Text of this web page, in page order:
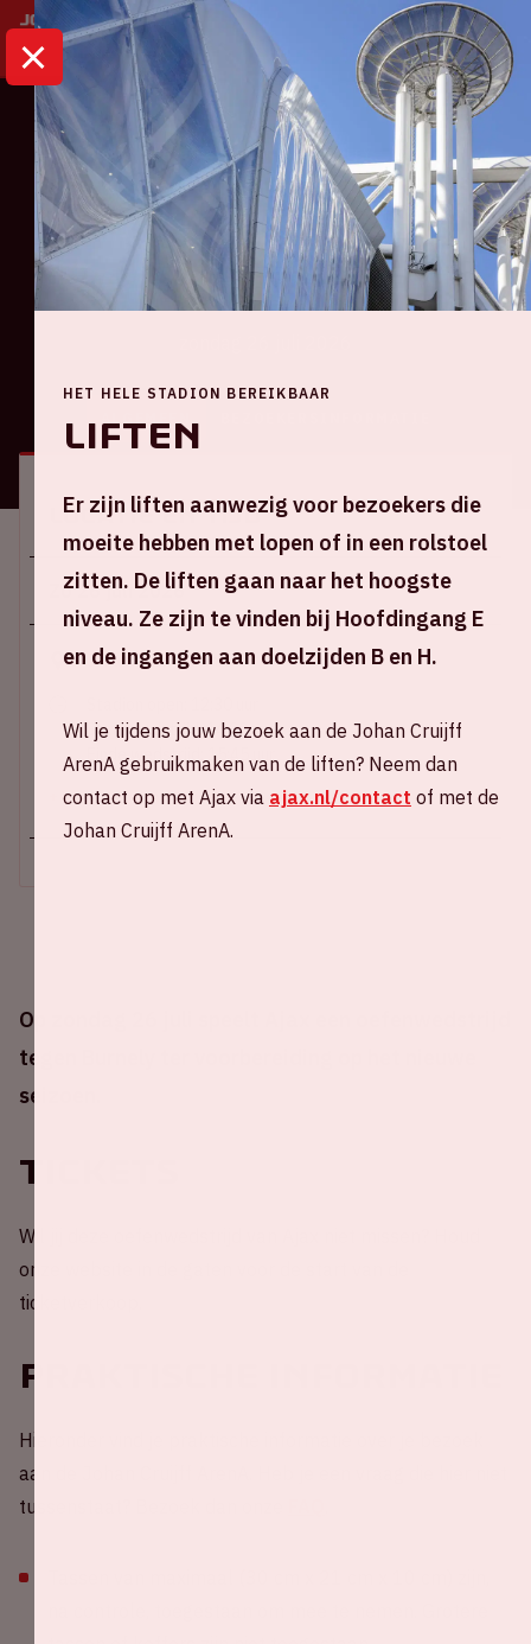
KALENDER AJAX – BURNLEY
Ajax
Ajax – Burnley
Op zondag 26 juli speelt Ajax een oefenwedstrijd
tegen Burnely ter voorbereiding op het nieuwe
seizoen.
Tickets
Wil jij deze oefenwedstrijd van Ajax niet missen? Houd
onze website in de gaten voor de start van de
ticketverkoop.
Praktische informatie
Hieronder vind je praktische informatie over je bezoek
aan de Johan Cruijff ArenA. Heb je een vraag die hier niet
tussenstaat? Bezoek dan onze
Locatie en tijd
Zo 26 juli 2026
Johan Cruijff ArenA
Start wedstrijd: 14:00 uur
Einde wedstrijd: 15:45 uur
+ Voeg toe aan agenda
HET HELE STADION BEREIKBAAR
Liften
Er zijn liften aanwezig voor bezoekers die
moeite hebben met lopen of in een rolstoel
zitten. De liften gaan naar het hoogste
niveau. Ze zijn te vinden bij Hoofdingang E
en de ingangen aan doelzijden B en H.
Wil je tijdens jouw bezoek aan de Johan Cruijff
ArenA gebruikmaken van de liften? Neem dan
contact op met Ajax via ajax.nl/contact of met de
Johan Cruijff ArenA.